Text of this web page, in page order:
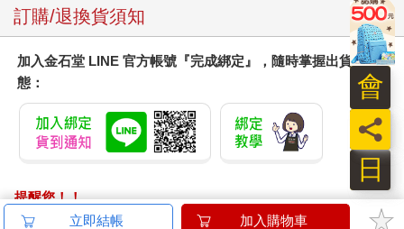
在艾德瑞安聽來，這訊息似乎很清楚：大人不打算處理，因
此大學中的孩子得想辦法搞定。
訂購/退換貨須知
加入金石堂 LINE 官方帳號『完成綁定』，隨時掌握出貨動
態：
提醒您！！
金石堂及銀行均不會請您操作ATM! 如接獲電話要求您前往
立即結帳 加入購物車
日
員
會